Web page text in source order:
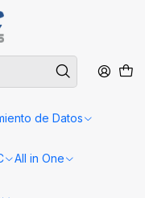
de Datos
All in One